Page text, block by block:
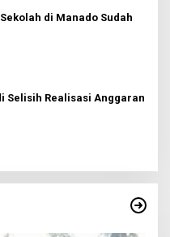
di Manado Sudah
Selisih Realisasi Anggaran